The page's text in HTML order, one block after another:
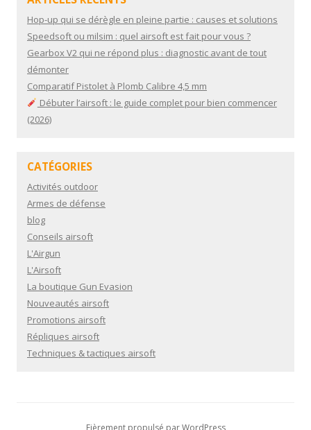
Hop-up qui se dérègle en pleine partie : causes et solutions
Speedsoft ou milsim : quel airsoft est fait pour vous ?
Gearbox V2 qui ne répond plus : diagnostic avant de tout
démonter
Comparatif Pistolet à Plomb Calibre 4,5 mm
Débuter l’airsoft : le guide complet pour bien commencer
(2026)
CATÉGORIES
Activités outdoor
Armes de défense
blog
Conseils airsoft
L'Airgun
L'Airsoft
La boutique Gun Evasion
Nouveautés airsoft
Promotions airsoft
Répliques airsoft
Techniques & tactiques airsoft
Fièrement propulsé par WordPress